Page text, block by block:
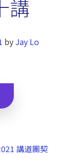
講
by Jay Lo
講道團契